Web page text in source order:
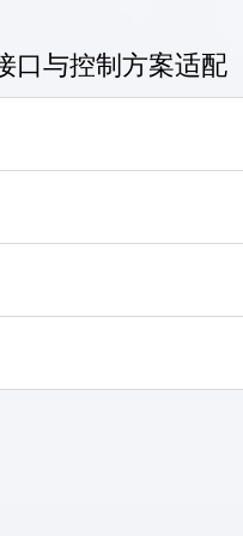
口与控制方案适配